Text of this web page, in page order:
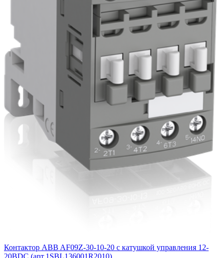
Контактор ABB AF09Z-30-10-20 с катушкой управления 12-
20BDC (арт.1SBL136001R2010)